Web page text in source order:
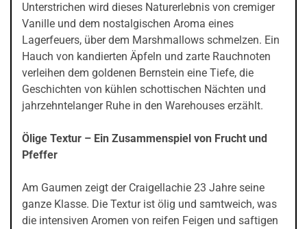
Unterstrichen wird dieses Naturerlebnis von cremiger
Vanille und dem nostalgischen Aroma eines
Lagerfeuers, über dem Marshmallows schmelzen. Ein
Hauch von kandierten Äpfeln und zarte Rauchnoten
verleihen dem goldenen Bernstein eine Tiefe, die
Geschichten von kühlen schottischen Nächten und
jahrzehntelanger Ruhe in den Warehouses erzählt.
Ölige Textur – Ein Zusammenspiel von Frucht und
Pfeffer
Am Gaumen zeigt der Craigellachie 23 Jahre seine
ganze Klasse. Die Textur ist ölig und samtweich, was
die intensiven Aromen von reifen Feigen und saftigen